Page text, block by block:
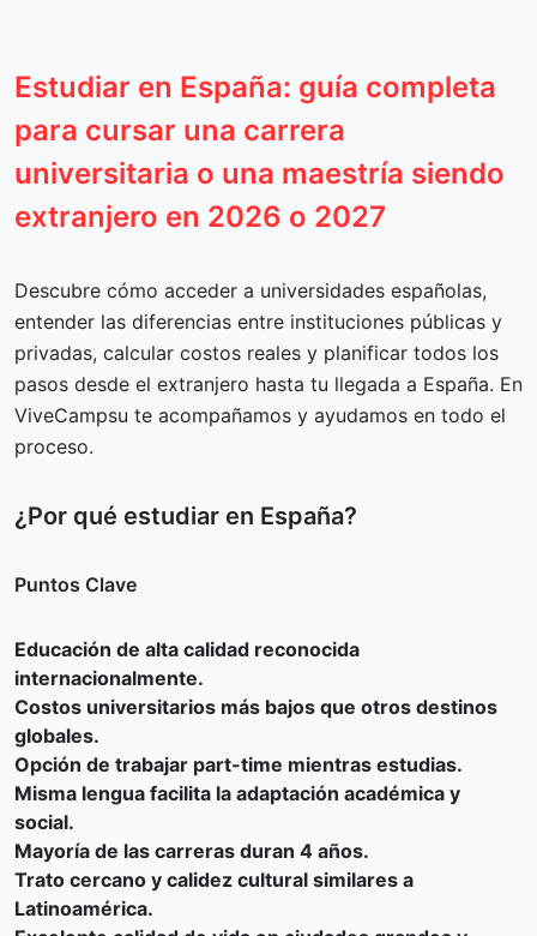
Estudiar en España: guía completa
para cursar una carrera
universitaria o una maestría siendo
extranjero en 2026 o 2027
Descubre cómo acceder a universidades españolas,
entender las diferencias entre instituciones públicas y
privadas, calcular costos reales y planificar todos los
pasos desde el extranjero hasta tu llegada a España. En
ViveCampsu te acompañamos y ayudamos en todo el
proceso.
¿Por qué estudiar en España?
Puntos Clave
Educación de alta calidad reconocida
internacionalmente.
Costos universitarios más bajos que otros destinos
globales.
Opción de trabajar part-time mientras estudias.
Misma lengua facilita la adaptación académica y
social.
Mayoría de las carreras duran 4 años.
Trato cercano y calidez cultural similares a
Latinoamérica.